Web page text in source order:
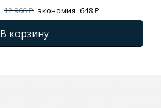
12 966 ₽ экономия 648 ₽
В корзину